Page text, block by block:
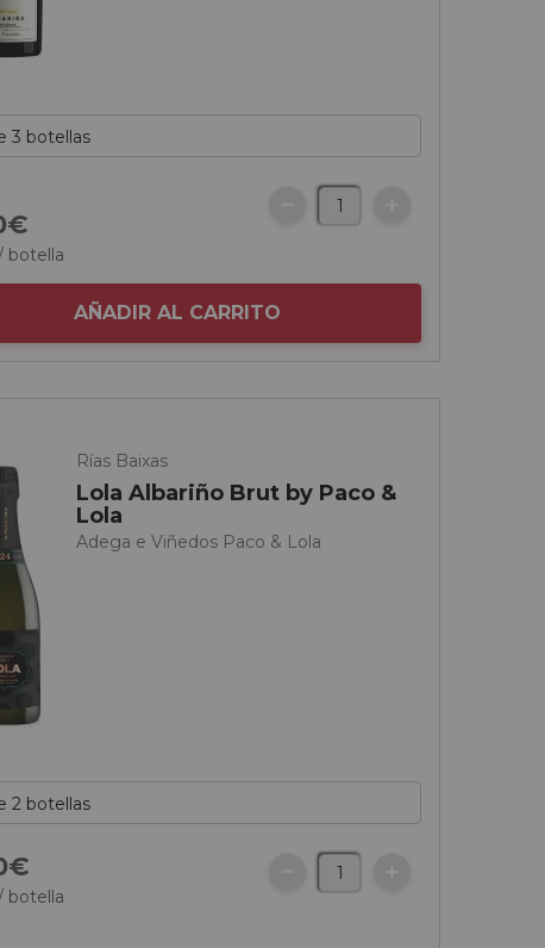
€
botella
AÑADIR AL CARRITO
Rías Baixas
Lola Albariño Brut by Paco &
Lola
Adega e Viñedos Paco & Lola
€
botella